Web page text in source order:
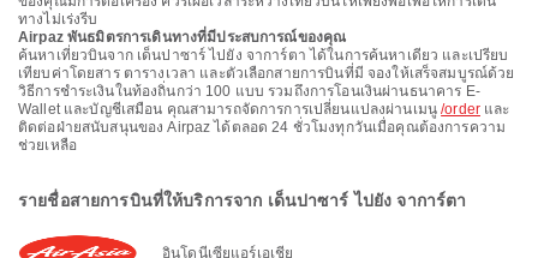
ทางไม่เร่งรีบ
Airpaz พันธมิตรการเดินทางที่มีประสบการณ์ของคุณ
ค้นหาเที่ยวบินจาก เด็นปาซาร์ ไปยัง จาการ์ตา ได้ในการค้นหาเดียว และเปรียบ
เทียบค่าโดยสาร ตารางเวลา และตัวเลือกสายการบินที่มี จองให้เสร็จสมบูรณ์ด้วย
วิธีการชำระเงินในท้องถิ่นกว่า 100 แบบ รวมถึงการโอนเงินผ่านธนาคาร E-
Wallet และบัญชีเสมือน คุณสามารถจัดการการเปลี่ยนแปลงผ่านเมนู/orderและ
ติดต่อฝ่ายสนับสนุนของ Airpaz ได้ตลอด 24 ชั่วโมงทุกวันเมื่อคุณต้องการความ
ช่วยเหลือ
รายชื่อสายการบินที่ให้บริการจาก เด็นปาซาร์ ไปยัง จาการ์ตา
อินโดนีเซียแอร์เอเชีย